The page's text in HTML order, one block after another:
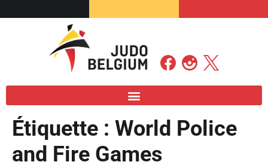
Étiquette : World Police
and Fire Games